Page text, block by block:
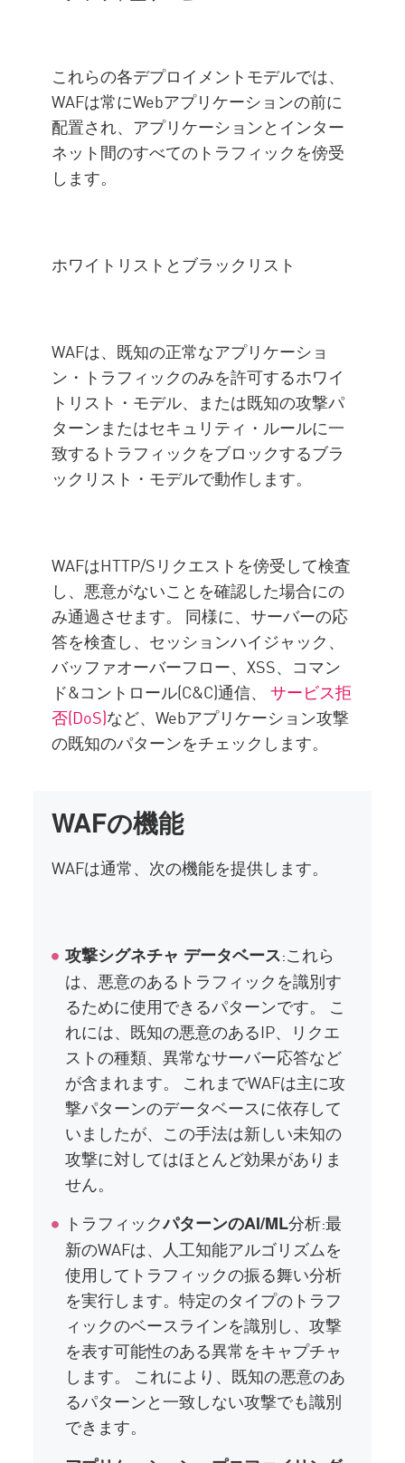
これらの各デプロイメントモデルでは、
WAFは常にWebアプリケーションの前に
配置され、アプリケーションとインター
ネット間のすべてのトラフィックを傍受
します。
ホワイトリストとブラックリスト
WAFは、既知の正常なアプリケーショ
ン・トラフィックのみを許可するホワイ
トリスト・モデル、または既知の攻撃パ
ターンまたはセキュリティ・ルールに一
致するトラフィックをブロックするブラ
ックリスト・モデルで動作します。
WAFはHTTP/Sリクエストを傍受して検査
し、悪意がないことを確認した場合にの
み通過させます。 同様に、サーバーの応
答を検査し、セッションハイジャック、
バッファオーバーフロー、XSS、コマン
ド&コントロール(C&C)通信、サービス拒
否(DoS)など、Webアプリケーション攻撃
の既知のパターンをチェックします。
WAFの機能
WAFは通常、次の機能を提供します。
攻撃シグネチャ データベース:これら
は、悪意のあるトラフィックを識別す
るために使用できるパターンです。 こ
れには、既知の悪意のあるIP、リクエ
ストの種類、異常なサーバー応答など
が含まれます。 これまでWAFは主に攻
撃パターンのデータベースに依存して
いましたが、この手法は新しい未知の
攻撃に対してはほとんど効果がありま
せん。
トラフィックパターンのAI/ML分析:最
新のWAFは、人工知能アルゴリズムを
使用してトラフィックの振る舞い分析
を実行します。特定のタイプのトラフ
ィックのベースラインを識別し、攻撃
を表す可能性のある異常をキャプチャ
します。 これにより、既知の悪意のあ
るパターンと一致しない攻撃でも識別
できます。